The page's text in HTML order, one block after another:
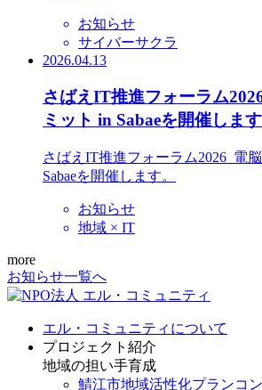
お知らせ
サイバーサクラ
2026.04.13
さばえIT推進フォーラム
ミット in Sabaeを開催します
さばえIT推進フォーラム2026_電
Sabaeを開催します。
お知らせ
地域 × IT
more
お知らせ一覧へ
エル・コミュニティについて
プロジェクト紹介
地域の担い手育成
鯖江市地域活性化プランコ